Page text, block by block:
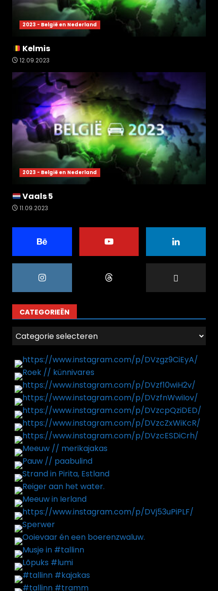
2023 - België en Nederland
Kelmis
12.09.2023
2023 - België en Nederland
Vaals 5
11.09.2023
CATEGORIEËN
Categorieën